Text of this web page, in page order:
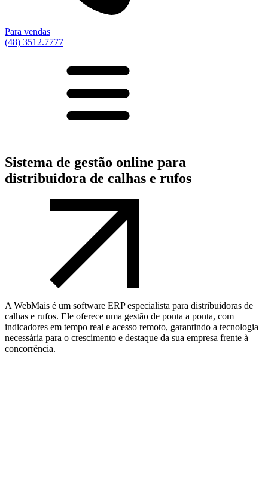
Para vendas
(48) 3512.7777
Sistema de gestão online para
distribuidora de calhas e rufos
A WebMais é um software ERP especialista para distribuidoras de
calhas e rufos. Ele oferece uma gestão de ponta a ponta, com
indicadores em tempo real e acesso remoto, garantindo a tecnologia
necessária para o crescimento e destaque da sua empresa frente à
concorrência.